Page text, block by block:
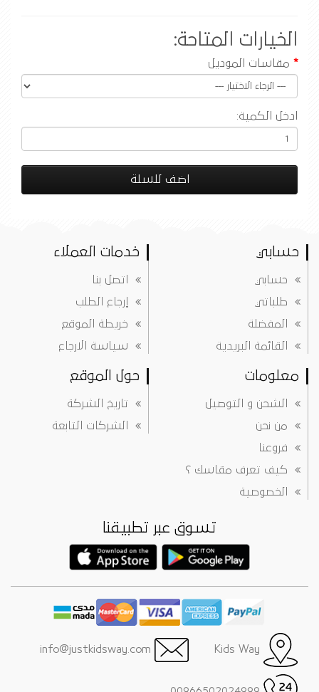
الخيارات المتاحة:
مقاسات الموديل
ادخل الكمية:
اضف للسلة
حسابي
حسابي
طلباتي
المفضلة
القائمة البريدية
خدمات العملاء
اتصل بنا
إرجاع الطلب
خريطة الموقع
سياسة الارجاع
معلومات
الشحن و التوصيل
من نحن
فروعنا
كيف تعرف مقاسك ؟
الخصوصية
حول الموقع
تاريخ الشركة
الشركات التابعة
تسوق عبر تطبيقنا